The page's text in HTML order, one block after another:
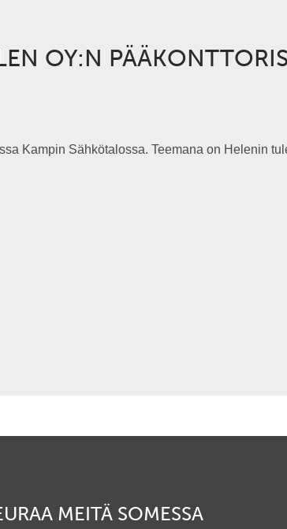
OY:N
Kampin Sähkötalossa. Teemana on Helenin
MEITÄ SOMESSA